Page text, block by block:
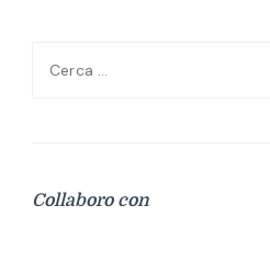
Ricerca
Collaboro con